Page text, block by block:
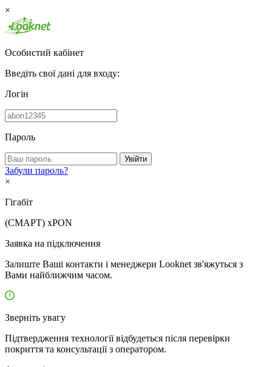
×
Особистий кабінет
Введіть свої дані для входу:
Логін
Пароль
Увійти
Забули пароль?
×
Гігабіт
(СМАРТ) xPON
Заявка на підключення
Залиште Ваші контакти і менеджери Looknet зв'яжуться з
Вами найближчим часом.
Зверніть увагу
Підтвердження технології відбудеться після перевірки
покриття та консультації з оператором.